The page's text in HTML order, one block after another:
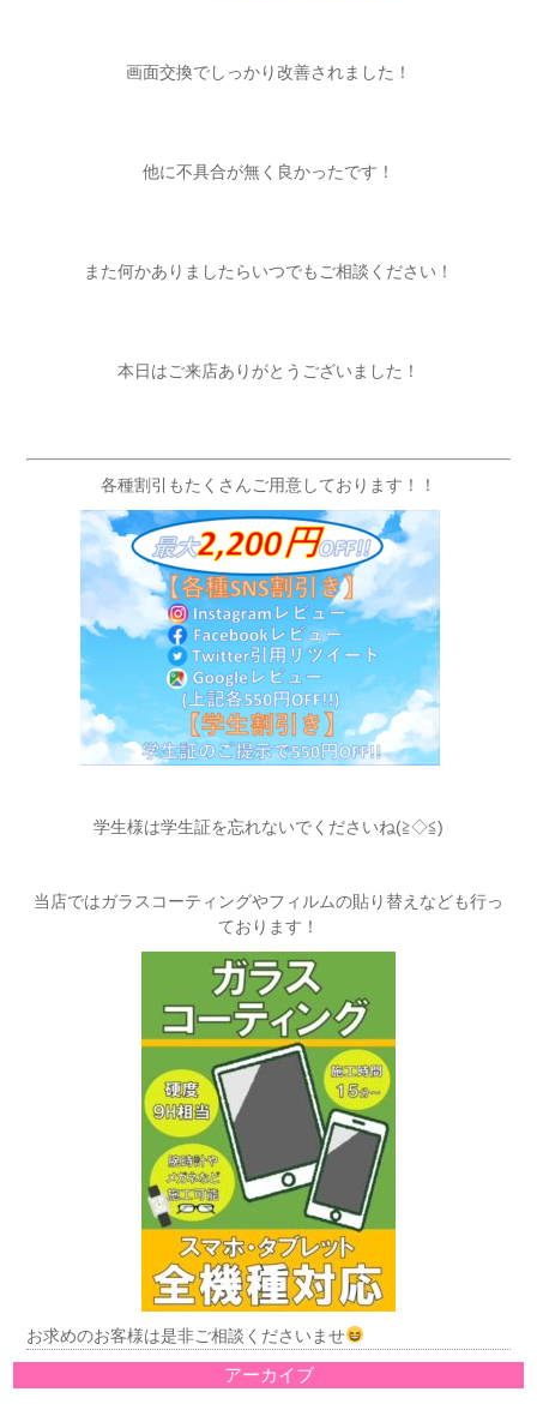
画面交換でしっかり改善されました！
他に不具合が無く良かったです！
また何かありましたらいつでもご相談ください！
本日はご来店ありがとうございました！
各種割引もたくさんご用意しております！！
学生様は学生証を忘れないでくださいね(≧◇≦)
当店ではガラスコーティングやフィルムの貼り替えなども行っ
ております！
お求めのお客様は是非ご相談くださいませ
アーカイブ